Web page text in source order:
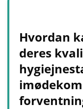
Hvordan
deres